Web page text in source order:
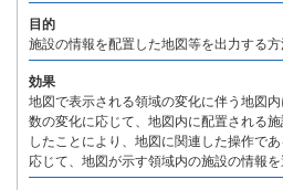
目的
施設の情報を配置した地図等を出力する方
効果
地図で表示される領域の変化に伴う地図
数の変化に応じて、地図内に配置される
したことにより、地図に関連した操作で
応じて、地図が示す領域内の施設の情報